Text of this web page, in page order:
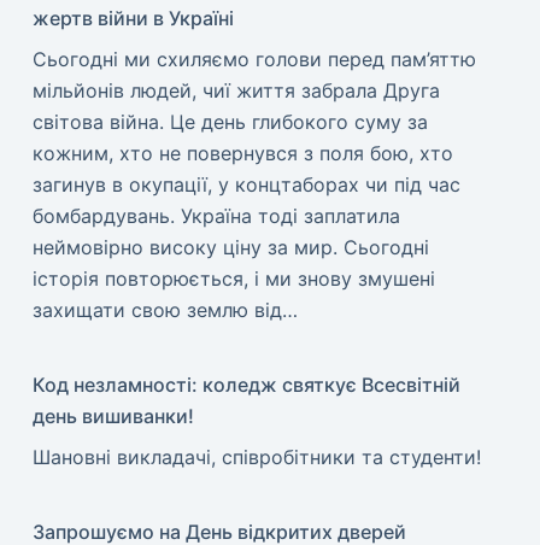
жертв війни в Україні
​Сьогодні ми схиляємо голови перед пам’яттю
мільйонів людей, чиї життя забрала Друга
світова війна. Це день глибокого суму за
кожним, хто не повернувся з поля бою, хто
загинув в окупації, у концтаборах чи під час
бомбардувань. Україна тоді заплатила
неймовірно високу ціну за мир. ​Сьогодні
історія повторюється, і ми знову змушені
захищати свою землю від…
Код незламності: коледж святкує Всесвітній
день вишиванки!
​Шановні викладачі, співробітники та студенти!
Запрошуємо на День відкритих дверей